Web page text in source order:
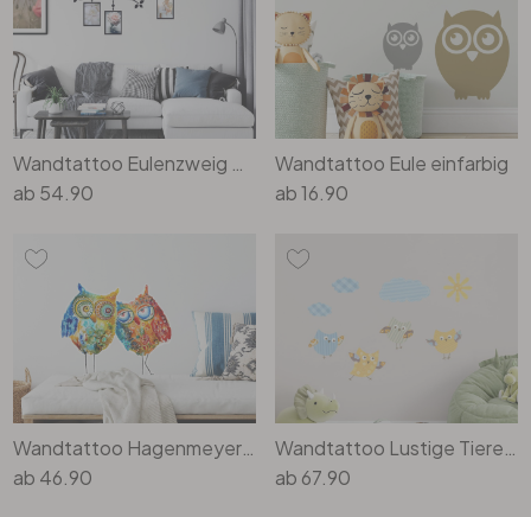
Wandtattoo Eulenzweig mit Fotorahmen
ab 54.90
Wandtattoo Eule einfarbig
ab16.90
Wandtattoo Hagenmeyer - Vincent und Inga
ab 46.90
Wandtattoo Lustige Tiere Set 04 (Muster)
ab 67.90